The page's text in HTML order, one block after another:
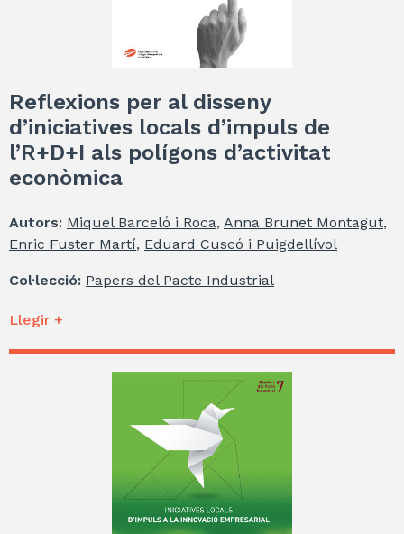
Reflexions per al disseny
d’iniciatives locals d’impuls de
l’R+D+I als polígons d’activitat
econòmica
Autors: Miquel Barceló i Roca, Anna Brunet Montagut,
Enric Fuster Martí, Eduard Cuscó i Puigdellívol
Col·lecció: Papers del Pacte Industrial
Llegir +